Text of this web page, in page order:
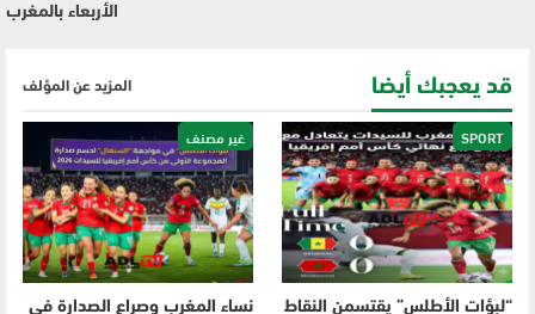
الأربعاء بالمغرب
قد يعجبك أيضا المزيد عن المؤلف
SPORT
“لبؤات الأطلس” يقتسمن النقاط
غير مصنف
نساء المغرب وصراع الصدارة في